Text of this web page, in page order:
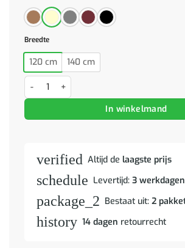
Breedte
120 cm 140 cm
Tweezitsbank met sierkussens 140 cm
In winkelmand
verified Altijd de laagste prijs
schedule Levertijd: 3 werkdagen
package_2 Bestaat uit: 2
history 14 dagen retourrecht